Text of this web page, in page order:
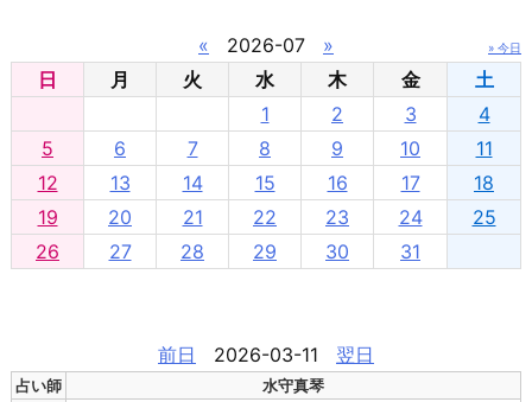
« 2026-07 » » 今日
日 月 火 水 木 金
土
1
2 3
4
5
6 7 8 9 10
11
12
13 14 15 16 17
18
19
20 21 22 23 24
25
26
27 28 29 30 31
前日 2026-03-11 翌日
占い師
水守真琴